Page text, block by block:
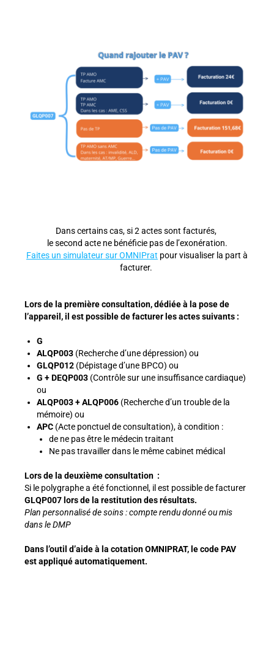
Dans certains cas, si 2 actes sont facturés,
le second acte ne bénéficie pas de l’exonération.
Faites un simulateur sur OMNIPrat pour visualiser la part à
facturer.
Lors de la première consultation, dédiée à la pose de
l’appareil, il est possible de facturer les actes suivants :
G
ALQP003 (Recherche d’une dépression) ou
GLQP012 (Dépistage d’une BPCO) ou
G + DEQP003 (Contrôle sur une insuffisance cardiaque)
ou
ALQP003 + ALQP006 (Recherche d’un trouble de la
mémoire) ou
APC (Acte ponctuel de consultation), à condition :
de ne pas être le médecin traitant
Ne pas travailler dans le même cabinet médical
Lors de la deuxième consultation :
Si le polygraphe a été fonctionnel, il est possible de facturer
GLQP007 lors de la restitution des résultats.
Plan personnalisé de soins : compte rendu donné ou mis
dans le DMP
Dans l’outil d’aide à la cotation OMNIPRAT, le code PAV
est appliqué automatiquement.